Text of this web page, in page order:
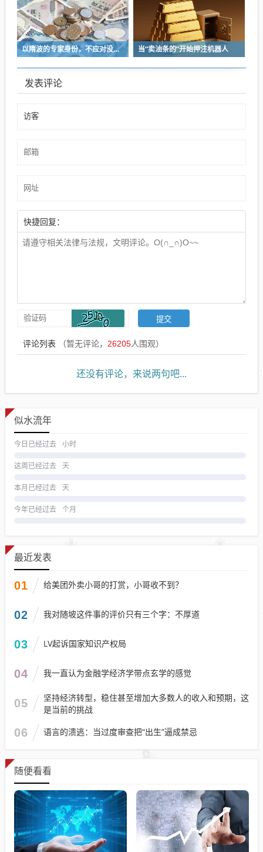
以隋波的专家身份，不应对没统一标准的口味指手画脚，依仗专家身份欺负一线厨师 当“卖油条的”开始押注机器人
发表评论
快捷回复：
评论列表 （暂无评论， 26205人围观）
还没有评论，来说两句吧...
似水流年
今日已经过去 小时
这周已经过去 天
本月已经过去 天
今年已经过去 个月
最近发表
01 给美团外卖小哥的打赏，小哥收不到？
02 我对随坡这件事的评价只有三个字：不厚道
03 LV起诉国家知识产权局
04 我一直认为金融学经济学带点玄学的感觉
05
坚持经济转型，稳住甚至增加大多数人的收入和预期，这
是当前的挑战
06 语言的溃逃：当过度审查把“出生”逼成禁忌
随便看看